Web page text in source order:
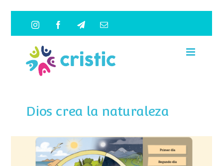
contenido
InstagramFacebookTelegramCorreo
Dios crea la naturaleza